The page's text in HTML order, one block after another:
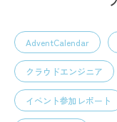
AdventCalendar
クラウドエンジニア
イベント参加レポート